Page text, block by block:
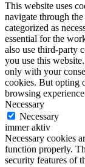
This website uses
navigate through
categorized as
essential for the
also use third-party
you use this
only with your
cookies. But opting
browsing
Necessary
Necessary
immer aktiv
Necessary cookies
function properly.
security features of